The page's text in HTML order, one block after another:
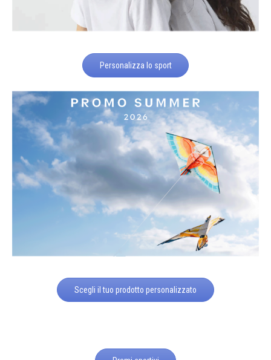
Personalizza lo sport
Scegli il tuo prodotto personalizzato